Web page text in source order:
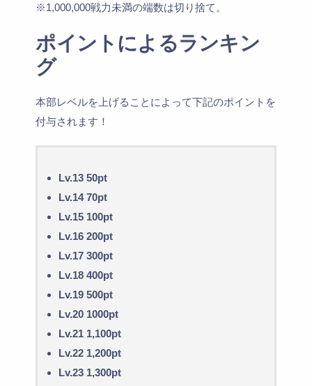
※1,000,000戦力未満の端数は切り捨て。
ポイントによるランキン
グ
本部レベルを上げることによって下記のポイントを
付与されます！
Lv.13 50pt
Lv.14 70pt
Lv.15 100pt
Lv.16 200pt
Lv.17 300pt
Lv.18 400pt
Lv.19 500pt
Lv.20 1000pt
Lv.21 1,100pt
Lv.22 1,200pt
Lv.23 1,300pt